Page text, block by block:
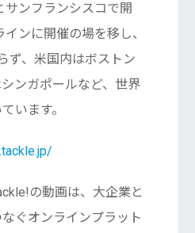
ンフランシスコで開
ンに開催の場を移し、
ず、米国内はボストン
ンガポールなど、世界
います。
の動画は、大企業と
ぐオンラインプラット